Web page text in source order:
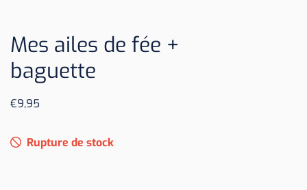
Mes ailes de fée +
baguette
€9,95
Rupture de stock